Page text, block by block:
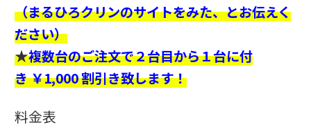
（まるひろクリンのサイトをみた、とお伝えく
ださい）
★複数台のご注文で２台目から１台に付
き ￥1,000 割引き致します！
料金表